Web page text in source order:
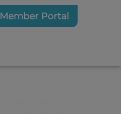
Member Portal